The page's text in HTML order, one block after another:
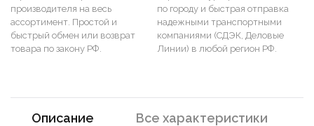
производителя на весь
ассортимент. Простой и
быстрый обмен или возврат
товара по закону РФ.
по городу и быстрая отправка
надежными транспортными
компаниями (СДЭК, Деловые
Линии) в любой регион РФ.
Описание Все характеристики